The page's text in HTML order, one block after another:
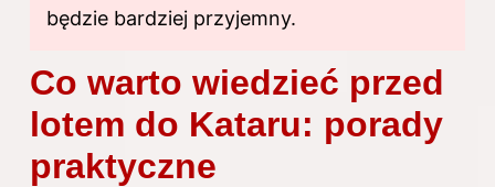
będzie bardziej przyjemny.
Co warto wiedzieć przed
lotem do Kataru: porady
praktyczne